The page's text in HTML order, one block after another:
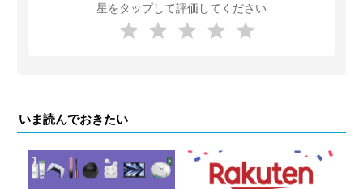
星をタップして評価してください
いま読んでおきたい